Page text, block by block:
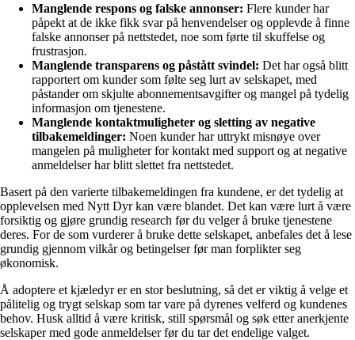
Manglende respons og falske annonser: Flere kunder har
påpekt at de ikke fikk svar på henvendelser og opplevde å finne
falske annonser på nettstedet, noe som førte til skuffelse og
frustrasjon.
Manglende transparens og påstått svindel: Det har også blitt
rapportert om kunder som følte seg lurt av selskapet, med
påstander om skjulte abonnementsavgifter og mangel på tydelig
informasjon om tjenestene.
Manglende kontaktmuligheter og sletting av negative
tilbakemeldinger: Noen kunder har uttrykt misnøye over
mangelen på muligheter for kontakt med support og at negative
anmeldelser har blitt slettet fra nettstedet.
Basert på den varierte tilbakemeldingen fra kundene, er det tydelig at
opplevelsen med Nytt Dyr kan være blandet. Det kan være lurt å være
forsiktig og gjøre grundig research før du velger å bruke tjenestene
deres. For de som vurderer å bruke dette selskapet, anbefales det å lese
grundig gjennom vilkår og betingelser før man forplikter seg
økonomisk.
Å adoptere et kjæledyr er en stor beslutning, så det er viktig å velge et
pålitelig og trygt selskap som tar vare på dyrenes velferd og kundenes
behov. Husk alltid å være kritisk, still spørsmål og søk etter anerkjente
selskaper med gode anmeldelser før du tar det endelige valget.